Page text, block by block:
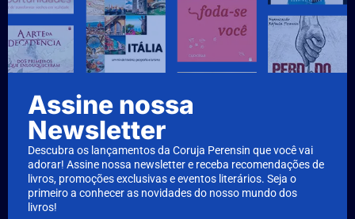
Assine nossa
Newsletter
Descubra os lançamentos da Coruja Perensin que você vai
adorar! Assine nossa newsletter e receba recomendações de
livros, promoções exclusivas e eventos literários. Seja o
primeiro a conhecer as novidades do nosso mundo dos
livros!